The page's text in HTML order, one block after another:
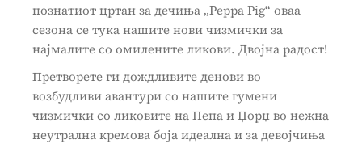
познатиот цртан за дечиња „Peppa Pig“ оваа
сезона се тука нашите нови чизмички за
најмалите со омилените ликови. Двојна радост!
Претворете ги дождливите денови во
возбудливи авантури со нашите гумени
чизмички со ликовите на Пепа и Џорџ во нежна
неутрална кремова боја идеална и за девојчиња